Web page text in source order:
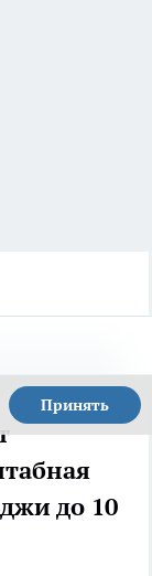
Принять
до 10